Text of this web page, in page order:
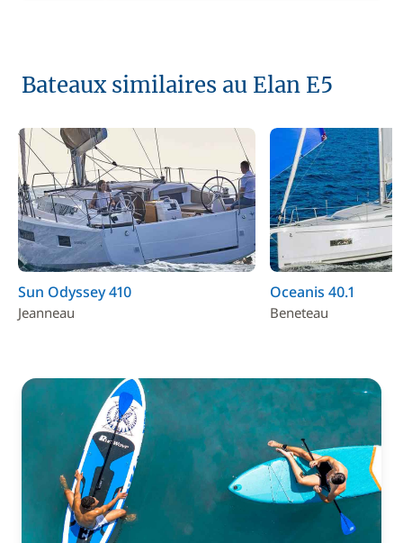
Bateaux similaires au Elan E5
Sun Odyssey 410
Jeanneau
Oceanis 40.1
Beneteau